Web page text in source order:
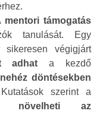
mentori támogatás
tanulását. Egy
végigjárt
adhat a kezdő
nehéz döntésekben
szerint a
növelheti az